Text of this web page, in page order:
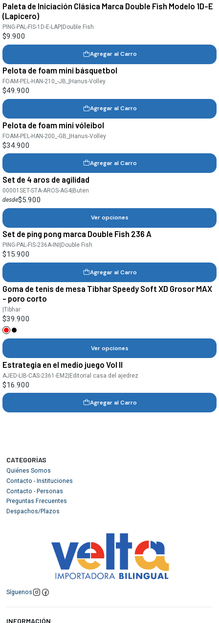
Paleta de Iniciación Clásica Marca Double Fish Modelo 1D-E
(Lapicero)
PING-PAL-FIS-1D-E-LAP|Double Fish
$9.900
Agregar al Carro
Pelota de foam mini básquetbol
FOAM-PEL-HAN-210_-JB_ Hanus-Volley
$49.900
Agregar al Carro
Pelota de foam mini vóleibol
FOAM-PEL-HAN-200_-GB_ |Hanus-Volley
$34.900
Agregar al Carro
Set de 4 aros de agilidad
00001SET-STA-AROS-AG4 Buten
desde$5.900
Ver opciones
Set de ping pong marca Double Fish 236 A
PING-PAL-FIS-236A-INI Double Fish
$15.900
Agregar al Carro
Goma de tenis de mesa Tibhar Speedy Soft XD Grosor MAX
- poro corto
|Tibhar
$39.900
Ver opciones
Estrategia en el medio juego Vol II
AJED-LIB-CAS-2361-EM2|Editorial casa del ajedrez
$16.900
Agregar al Carro
CATEGORÍAS
Quiénes Somos
Contacto - Instituciones
Contacto - Personas
Preguntas Frecuentes
Despachos/Plazos
Síguenos
INFORMACIÓN